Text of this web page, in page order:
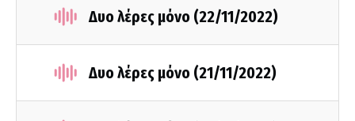
Δυο λέρες μόνο (22/11/2022)
Δυο λέρες μόνο (21/11/2022)